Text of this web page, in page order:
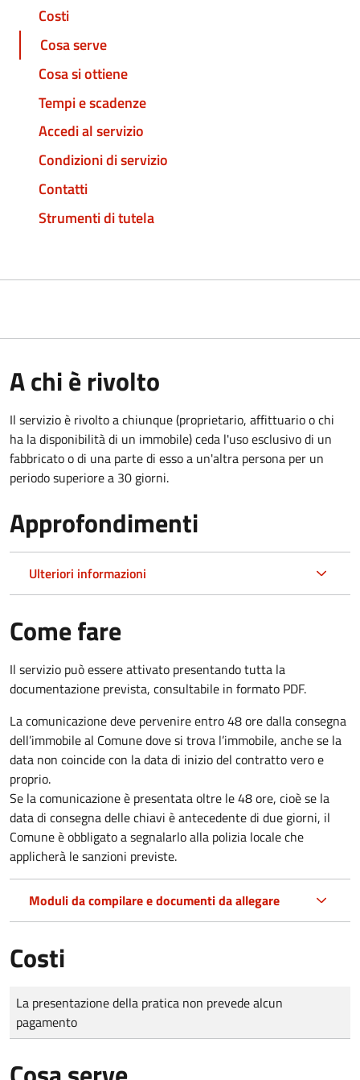
Costi
Cosa serve
Cosa si ottiene
Tempi e scadenze
Accedi al servizio
Condizioni di servizio
Contatti
Strumenti di tutela
A chi è rivolto
Il servizio è rivolto a chiunque (proprietario, affittuario o chi
ha la disponibilità di un immobile) ceda l'uso esclusivo di un
fabbricato o di una parte di esso a un'altra persona per un
periodo superiore a 30 giorni.
Approfondimenti
Ulteriori informazioni
Come fare
Il servizio può essere attivato presentando tutta la
documentazione prevista, consultabile in formato PDF.
La comunicazione deve pervenireentro 48 oredalla consegna
dell’immobile al Comune dove si trova l’immobile, anche se la
data non coincide con la data di inizio del contratto vero e
proprio.
Se la comunicazione è presentata oltre le 48 ore, cioè se la
data di consegna delle chiavi è antecedente di due giorni, il
Comune è obbligato a segnalarlo alla polizia locale che
applicherà le sanzioni previste.
Moduli da compilare e documenti da allegare
Costi
Tipo di pagamento
Importo
La presentazione della pratica non prevede alcun
pagamento